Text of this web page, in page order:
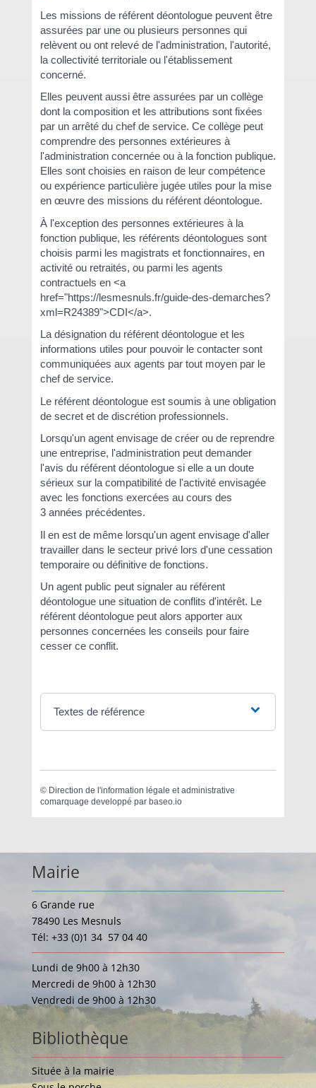
Les missions de référent déontologue peuvent être
assurées par une ou plusieurs personnes qui
relèvent ou ont relevé de l'administration, l'autorité,
la collectivité territoriale ou l'établissement
concerné.
Elles peuvent aussi être assurées par un collège
dont la composition et les attributions sont fixées
par un arrêté du chef de service. Ce collège peut
comprendre des personnes extérieures à
l'administration concernée ou à la fonction publique.
Elles sont choisies en raison de leur compétence
ou expérience particulière jugée utiles pour la mise
en œuvre des missions du référent déontologue.
À l'exception des personnes extérieures à la
fonction publique, les référents déontologues sont
choisis parmi les magistrats et fonctionnaires, en
activité ou retraités, ou parmi les agents
contractuels en <a
href="https://lesmesnuls.fr/guide-des-demarches?
xml=R24389">CDI</a>.
La désignation du référent déontologue et les
informations utiles pour pouvoir le contacter sont
communiquées aux agents par tout moyen par le
chef de service.
Le référent déontologue est soumis à une obligation
de secret et de discrétion professionnels.
Lorsqu'un agent envisage de créer ou de reprendre
une entreprise, l'administration peut demander
l'avis du référent déontologue si elle a un doute
sérieux sur la compatibilité de l'activité envisagée
avec les fonctions exercées au cours des
3 années précédentes.
Il en est de même lorsqu'un agent envisage d'aller
travailler dans le secteur privé lors d'une cessation
temporaire ou définitive de fonctions.
Un agent public peut signaler au référent
déontologue une situation de conflits d'intérêt. Le
référent déontologue peut alors apporter aux
personnes concernées les conseils pour faire
cesser ce conflit.
Textes de référence
© Direction de l'information légale et administrative
comarquage developpé par baseo.io
Mairie
6 Grande rue
78490 Les Mesnuls
Tél: +33 (0)1 34 57 04 40
Lundi de 9h00 à 12h30
Mercredi de 9h00 à 12h30
Vendredi de 9h00 à 12h30
Bibliothèque
Située à la mairie